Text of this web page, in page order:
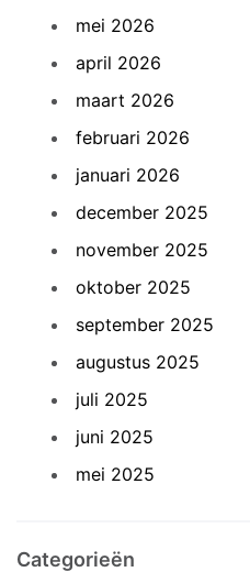
mei 2026
april 2026
maart 2026
februari 2026
januari 2026
december 2025
november 2025
oktober 2025
september 2025
augustus 2025
juli 2025
juni 2025
mei 2025
Categorieën